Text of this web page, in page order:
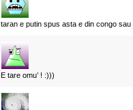
taran e putin spus asta e din congo
E tare omu’ ! :)))